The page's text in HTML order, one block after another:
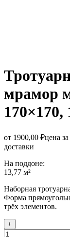
мрамор
170×170,
от 1900,00 ₽цена за
доставки
На поддоне:
13,77 м²
Наборная
Форма
трёх элементов.
+
Количество